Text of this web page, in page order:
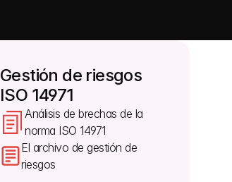
Gestión de riesgos
ISO 14971
Análisis de brechas de la
norma ISO 14971
El archivo de gestión de
riesgos